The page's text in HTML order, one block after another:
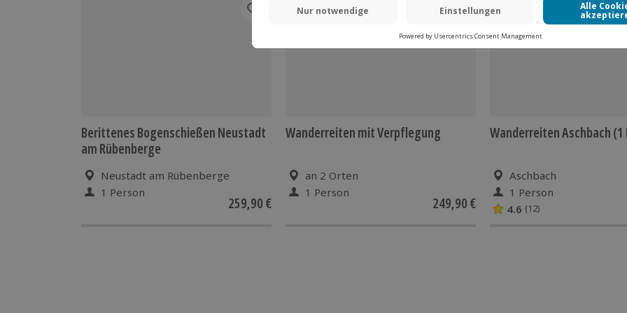
Berittenes Bogenschießen Neustadt
am Rübenberge
Neustadt am Rübenberge
1 Person
259,90 €
Wanderreiten mit Verpflegung
an 2 Orten
1 Person
249,90 €
-15% CLUB DEAL
Wanderreiten Aschbach
Aschbach
1 Person
4.6 (12)